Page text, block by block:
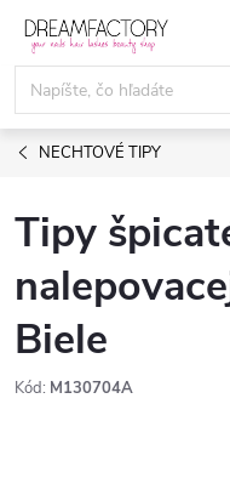
Prejsť
obsah
NECHTOVÉ TIPY
Tipy
Biele
Kód: M130704A